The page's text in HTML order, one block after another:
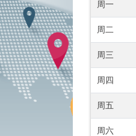
周一
周二
周三
周四
周五
周六